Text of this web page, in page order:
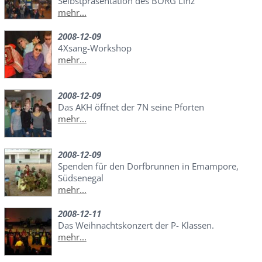
mehr...
2008-12-09
4Xsang-Workshop
mehr...
2008-12-09
Das AKH öffnet der 7N seine Pforten
mehr...
2008-12-09
Spenden für den Dorfbrunnen in Emampore,
Südsenegal
mehr...
2008-12-11
Das Weihnachtskonzert der P- Klassen.
mehr...